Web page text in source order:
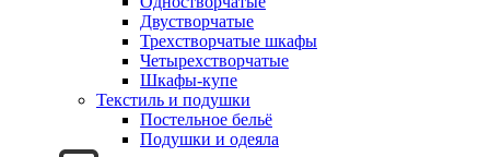
Двустворчатые
Трехстворчатые шкафы
Четырехстворчатые
Шкафы-купе
Текстиль и подушки
Постельное бельё
Подушки и одеяла